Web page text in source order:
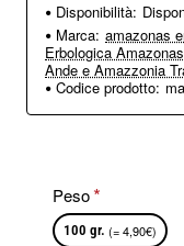
Disponibilità:
Marca: amazonas
Erbologica
Ande e Amazzonia
Codice prodotto:
Peso
100 gr. (= 4,90€)